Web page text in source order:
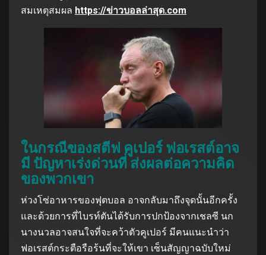
สมเหตุสมผล https://ข่าวบอลล่าสุด.com
ในกรณีของสตีฟ คูเปอร์ ฟอเรสต์อาจ
มี ปัญหาเร่งด่วนที่ ส่งผลต่อความคิด
ของพวกเขา
ห่วงโซ่อาหารของฟุตบอล อาจกลับมาถึงจุดนั้นอีกครั้ง
และด้วยการที่ไบรท์ตันได้รับการปกป้องจากเชลซี นก
นางนวลอาจสนใจที่จะคว้าตัวคูเปอร์ มีคนแนะนำว่า
ฟอเรสต์กระตือรือร้นที่จะให้เขา เซ็นสัญญาฉบับใหม่